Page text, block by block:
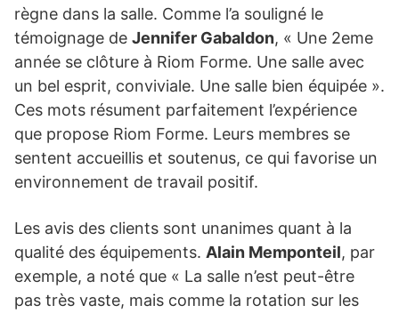
règne dans la salle. Comme l’a souligné le
témoignage de Jennifer Gabaldon, « Une 2eme
année se clôture à Riom Forme. Une salle avec
un bel esprit, conviviale. Une salle bien équipée ».
Ces mots résument parfaitement l’expérience
que propose Riom Forme. Leurs membres se
sentent accueillis et soutenus, ce qui favorise un
environnement de travail positif.
Les avis des clients sont unanimes quant à la
qualité des équipements. Alain Memponteil, par
exemple, a noté que « La salle n’est peut-être
pas très vaste, mais comme la rotation sur les